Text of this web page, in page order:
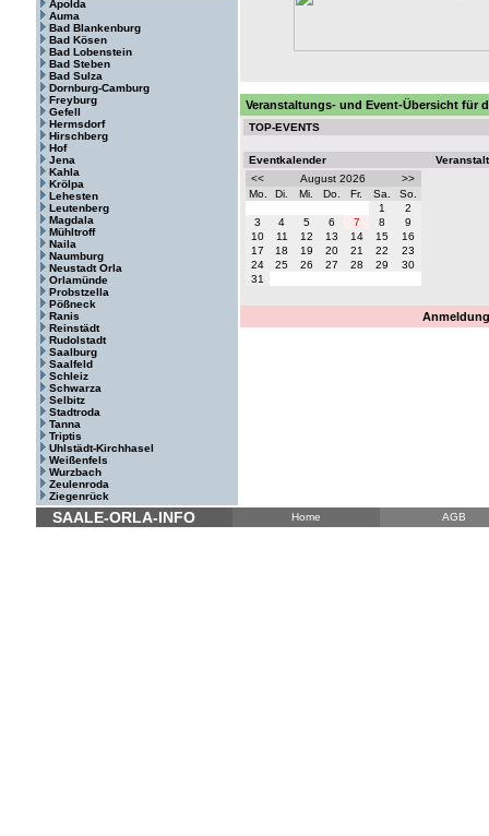
Apolda
Auma
Bad Blankenburg
Bad Kösen
Bad Lobenstein
Bad Steben
Bad Sulza
Dornburg-Camburg
Freyburg
Gefell
Hermsdorf
Hirschberg
Hof
Jena
Kahla
Krölpa
Lehesten
Leutenberg
Magdala
Mühltroff
Naila
Naumburg
Neustadt Orla
Orlamünde
Probstzella
Pößneck
Ranis
Reinstädt
Rudolstadt
Saalburg
Saalfeld
Schleiz
Schwarza
Selbitz
Stadtroda
Tanna
Triptis
Uhlstädt-Kirchhasel
Weißenfels
Wurzbach
Zeulenroda
Ziegenrück
Veranstaltungs- und Event-Übersicht für
TOP-EVENTS
Eventkalender
<<
August 2026
>>
Mo.
Di. Mi. Do. Fr. Sa.
So.
1
2
3
4 5 6 7 8
9
10
11 12 13 14 15
16
17
18 19 20 21 22
23
24
25 26 27 28 29
30
31
SAALE-ORLA-INFO Home AGB